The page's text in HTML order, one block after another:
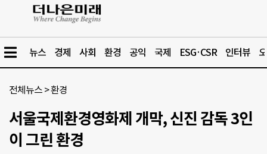
뉴스 경제 사회 환경 공익 국제 ESG·CSR 인터뷰
전체뉴스 >환경
서울국제환경영화제 개막, 신진 감독 3인
이 그린 환경